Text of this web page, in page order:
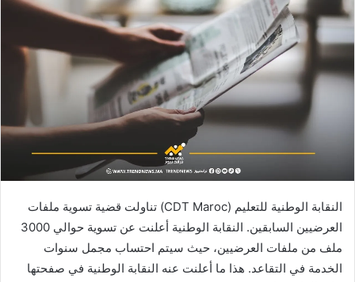
النقابة الوطنية للتعليم (CDT Maroc) تناولت قضية تسوية ملفات
العرضيين السابقين. النقابة الوطنية أعلنت عن تسوية حوالي 3000
ملف من ملفات العرضيين، حيث سيتم احتساب مجمل سنوات
الخدمة في التقاعد. هذا ما أعلنت عنه النقابة الوطنية في صفحتها